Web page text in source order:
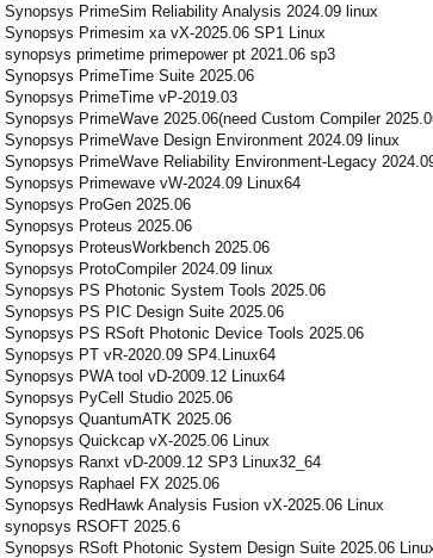
Synopsys PrimeSim Reliability Analysis 2024.09 linux
Synopsys Primesim xa vX-2025.06 SP1 Linux
synopsys primetime primepower pt 2021.06 sp3
Synopsys PrimeTime Suite 2025.06
Synopsys PrimeTime vP-2019.03
Synopsys PrimeWave 2025.06(need Custom Compiler
Synopsys PrimeWave Design Environment 2024.09 linux
Synopsys PrimeWave Reliability Environment-Legacy
Synopsys Primewave vW-2024.09 Linux64
Synopsys ProGen 2025.06
Synopsys Proteus 2025.06
Synopsys ProteusWorkbench 2025.06
Synopsys ProtoCompiler 2024.09 linux
Synopsys PS Photonic System Tools 2025.06
Synopsys PS PIC Design Suite 2025.06
Synopsys PS RSoft Photonic Device Tools 2025.06
Synopsys PT vR-2020.09 SP4.Linux64
Synopsys PWA tool vD-2009.12 Linux64
Synopsys PyCell Studio 2025.06
Synopsys QuantumATK 2025.06
Synopsys Quickcap vX-2025.06 Linux
Synopsys Ranxt vD-2009.12 SP3 Linux32_64
Synopsys Raphael FX 2025.06
Synopsys RedHawk Analysis Fusion vX-2025.06 Linux
synopsys RSOFT 2025.6
Synopsys RSoft Photonic System Design Suite 2025.06